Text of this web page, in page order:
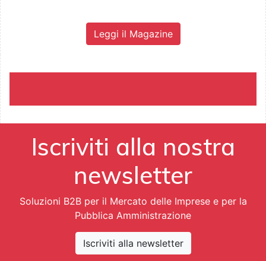
Leggi il Magazine
Iscriviti alla nostra
newsletter
Soluzioni B2B per il Mercato delle Imprese e per la
Pubblica Amministrazione
Iscriviti alla newsletter